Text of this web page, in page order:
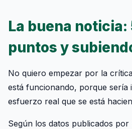
La buena
puntos y
No quiero empezar por la
está funcionando, porque sería
esfuerzo real que se está
Según los datos publicados por